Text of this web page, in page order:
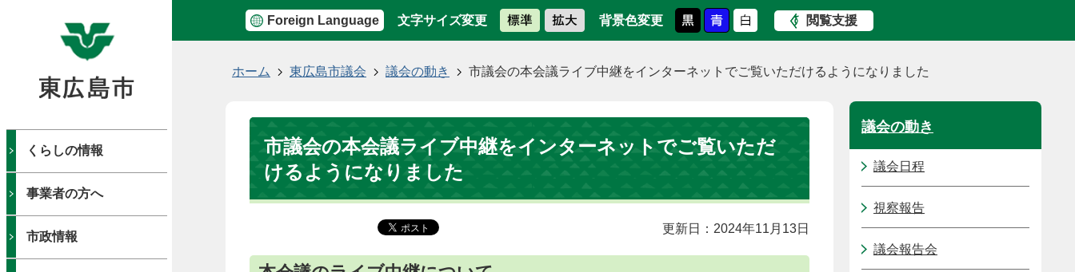
Foreign Language 文字サイズ変更 背景色変更 閲覧支援
くらしの情報
事業者の方へ
市政情報
ホーム 東広島市議会 議会の動き 市議会の本会議ライブ中継をインターネットでご覧いただけるようになりました
市議会の本会議ライブ中継をインターネットでご覧いただ
けるようになりました
更新日：2024年11月13日
議会の動き
議会日程
視察報告
議会報告会